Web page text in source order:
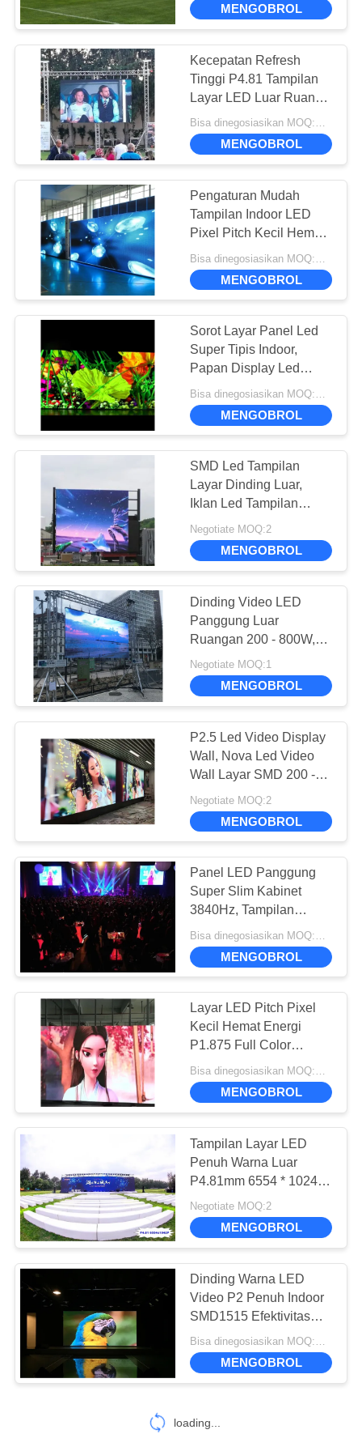
Layar Led
Panggung
26
Tampilan LED
transparan
Layar LED
Perimeter Stadion
LED Scoreboard
Display
10
Tampilan LED
Trailer Ponsel
7
Modul tampilan LED
MENGOBROL
Kecepatan Refresh
Tinggi P4.81 Tampilan
Layar LED Luar Ruang
1/13 Tugas Pindai Drive
Bisa dinegosiasikan MOQ:Perundingan
MENGOBROL
Pengaturan Mudah
Tampilan Indoor LED
Pixel Pitch Kecil Hemat
Energi P1.875
MENGOBROL
Sorot Layar Panel Led
Super Tipis Indoor,
Papan Display Led
Untuk Video
Bisa dinegosiasikan MOQ:Perundingan
MENGOBROL
SMD Led Tampilan
Layar Dinding Luar,
Iklan Led Tampilan
Video P6 P8 P10
1R1G1B
Negotiate MOQ:2
MENGOBROL
Dinding Video LED
Panggung Luar
Ruangan 200 - 800W,
Layar Rental LED
Display P3.91
Negotiate MOQ:1
MENGOBROL
P2.5 Led Video Display
Wall, Nova Led Video
Wall Layar SMD 200 -
750W Panel Power
Negotiate MOQ:2
MENGOBROL
Panel LED Panggung
Super Slim Kabinet
3840Hz, Tampilan
Panggung LED
Penyewaan Bisnis
MENGOBROL
Layar LED Pitch Pixel
Kecil Hemat Energi
P1.875 Full Color
Definisi Tinggi Untuk
Video
Bisa dinegosiasikan MOQ:Perundingan
MENGOBROL
Tampilan Layar LED
Penuh Warna Luar
P4.81mm 6554 * 1024P
Untuk Pertunjukan Iklan
Panggung
Negotiate MOQ:2
MENGOBROL
Dinding Warna LED
Video P2 Penuh Indoor
SMD1515 Efektivitas
Iklan Hebat
Bisa dinegosiasikan MOQ:Perundingan
MENGOBROL
loading...